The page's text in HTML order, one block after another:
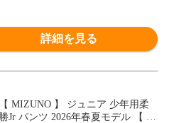
詳細を見る
MIZUNO 】 ジュニア 少年用柔
Jr パンツ 2026年春夏モデル 【 22